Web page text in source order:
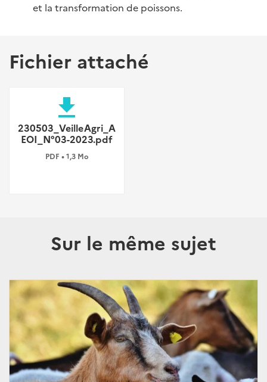
et la transformation de poissons.
Fichier attaché
file_download
230503_VeilleAgri_A
EOI_N°03-2023.pdf
PDF • 1,3 Mo
Sur le même sujet